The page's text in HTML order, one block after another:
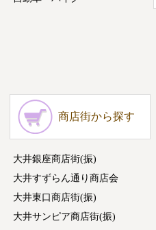
商店街から探す
大井銀座商店街(振)
大井すずらん通り商店会
大井東口商店街(振)
大井サンピア商店街(振)